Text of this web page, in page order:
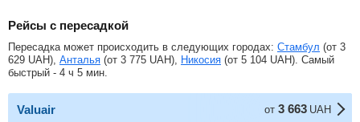
Рейсы с пересадкой
Пересадка может происходить в следующих городах: Стамбул (от 3
629 UAH), Анталья (от 3 775 UAH), Никосия (от 5 104 UAH). Самый
быстрый - 4 ч 5 мин.
Valuair от 3 663 UAH